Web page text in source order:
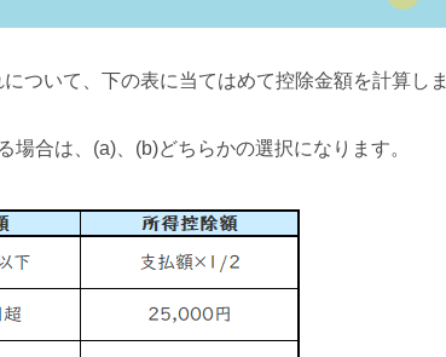
ついて、下の表に当てはめて控除金額を計算しま
合は、(a)、(b)どちらかの選択になります。